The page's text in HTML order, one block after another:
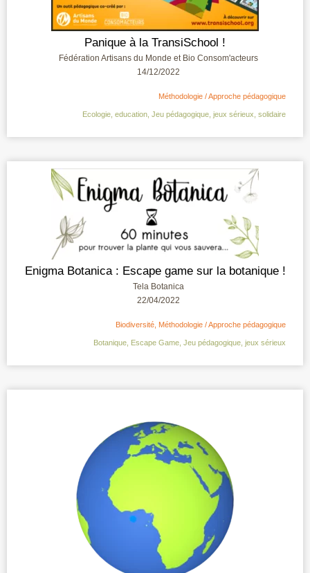
Panique à la TransiSchool !
Fédération Artisans du Monde et Bio Consom'acteurs
14/12/2022
Méthodologie / Approche pédagogique
Ecologie education Jeu pédagogique jeux sérieux solidaire
Enigma Botanica : Escape game sur la botanique !
Tela Botanica
22/04/2022
Biodiversité Méthodologie / Approche pédagogique
Botanique Escape Game Jeu pédagogique jeux sérieux